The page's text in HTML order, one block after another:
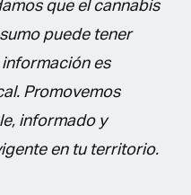
que el cannabis
puede tener
es
Promovemos
informado y
en tu territorio.